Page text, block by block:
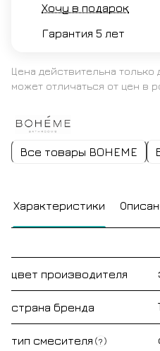
Хочу в подарок
Гарантия 5 лет
Цена действительна только
может отличаться от цен в
Все товары BOHEME
Характеристики
цвет производителя
страна бренда
тип смесителя ?